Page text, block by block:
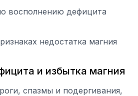
восполнению дефицита
недостатка магния
и избытка магния
спазмы и подергивания,